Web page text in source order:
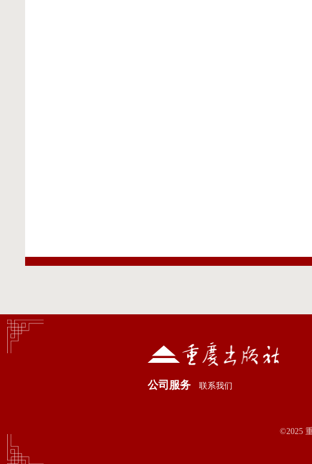
公司服务 联系我们
©2025